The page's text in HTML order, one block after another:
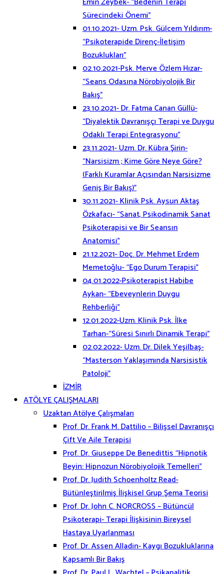
Sürecindeki Önemi”
01.10.2021- Uzm. Psk. Gülcem Yıldırım-
“Psikoterapide Direnç-İletişim
Bozuklukları”
02.10.2021-Psk. Merve Özlem Hızar-
“Seans Odasına Nörobiyolojik Bir
Bakış”
23.10.2021- Dr. Fatma Canan Güllü-
“Diyalektik Davranışçı Terapi ve Duygu
Odaklı Terapi Entegrasyonu”
23.11.2021- Uzm. Dr. Kübra Şirin-
“Narsisizm ; Kime Göre Neye Göre?
(Farklı Kuramlar Açısından Narsisizme
Geniş Bir Bakış)”
30.11.2021- Klinik Psk. Aysun Aktaş
Özkafacı- “Sanat, Psikodinamik Sanat
Psikoterapisi ve Bir Seansın
Anatomisi”
21.12.2021- Doç. Dr. Mehmet Erdem
Memetoğlu- “Ego Durum Terapisi”
04.01.2022-Psikoterapist Habibe
Aykan- “Ebeveynlerin Duygu
Rehberliği”
12.01.2022-Uzm. Klinik Psk. İlke
Tarhan-“Süresi Sınırlı Dinamik Terapi”
02.02.2022- Uzm. Dr. Dilek Yeşilbaş-
“Masterson Yaklaşımında Narsisistik
Patoloji”
İZMİR
ATÖLYE ÇALIŞMALARI
Uzaktan Atölye Çalışmaları
Prof. Dr. Frank M. Dattilio – Bilişsel Davranışçı
Çift Ve Aile Terapisi
Prof. Dr. Giuseppe De Benedittis “Hipnotik
Beyin: Hipnozun Nörobiyolojik Temelleri”
Prof. Dr. Judith Schoenholtz Read-
Bütünleştirilmiş İlişkisel Grup Şema Teorisi
Prof. Dr. John C. NORCROSS – Bütüncül
Psikoterapi- Terapi İlişkisinin Bireysel
Hastaya Uyarlanması
Prof. Dr. Assen Alladin- Kaygı Bozukluklarına
Kapsamlı Bir Bakış